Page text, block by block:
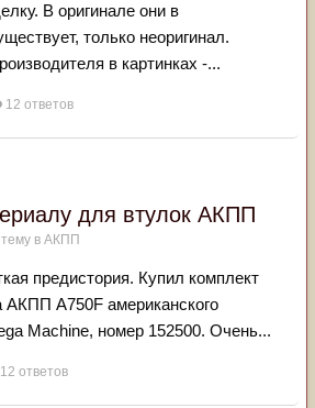
В оригинале они в
только неоригинал.
в картинках -...
12 ответов
для втулок АКПП
в АКПП
предистория. Купил комплект
АКПП А750F американского
Machine, номер 152500. Очень...
12 ответов